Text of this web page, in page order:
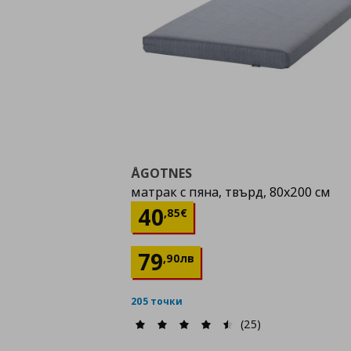
ÅGOTNES
матрак с пяна, твърд, 80x200 см
40,85€
Цена
79,90лв
205 точки
(25)